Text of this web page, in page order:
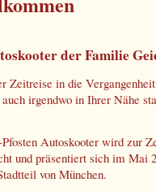
der Familie
Zeitreise in die
irgendwo in Ihrer Nähe
Autoskooter wird zur
und präsentiert sich im Mai
von München.